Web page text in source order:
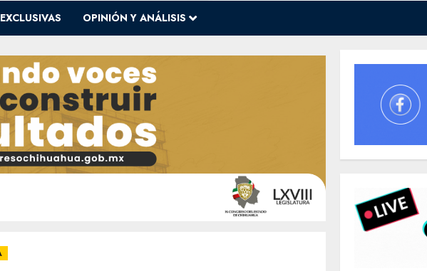
EXCLUSIVAS OPINIÓN Y ANÁLISIS